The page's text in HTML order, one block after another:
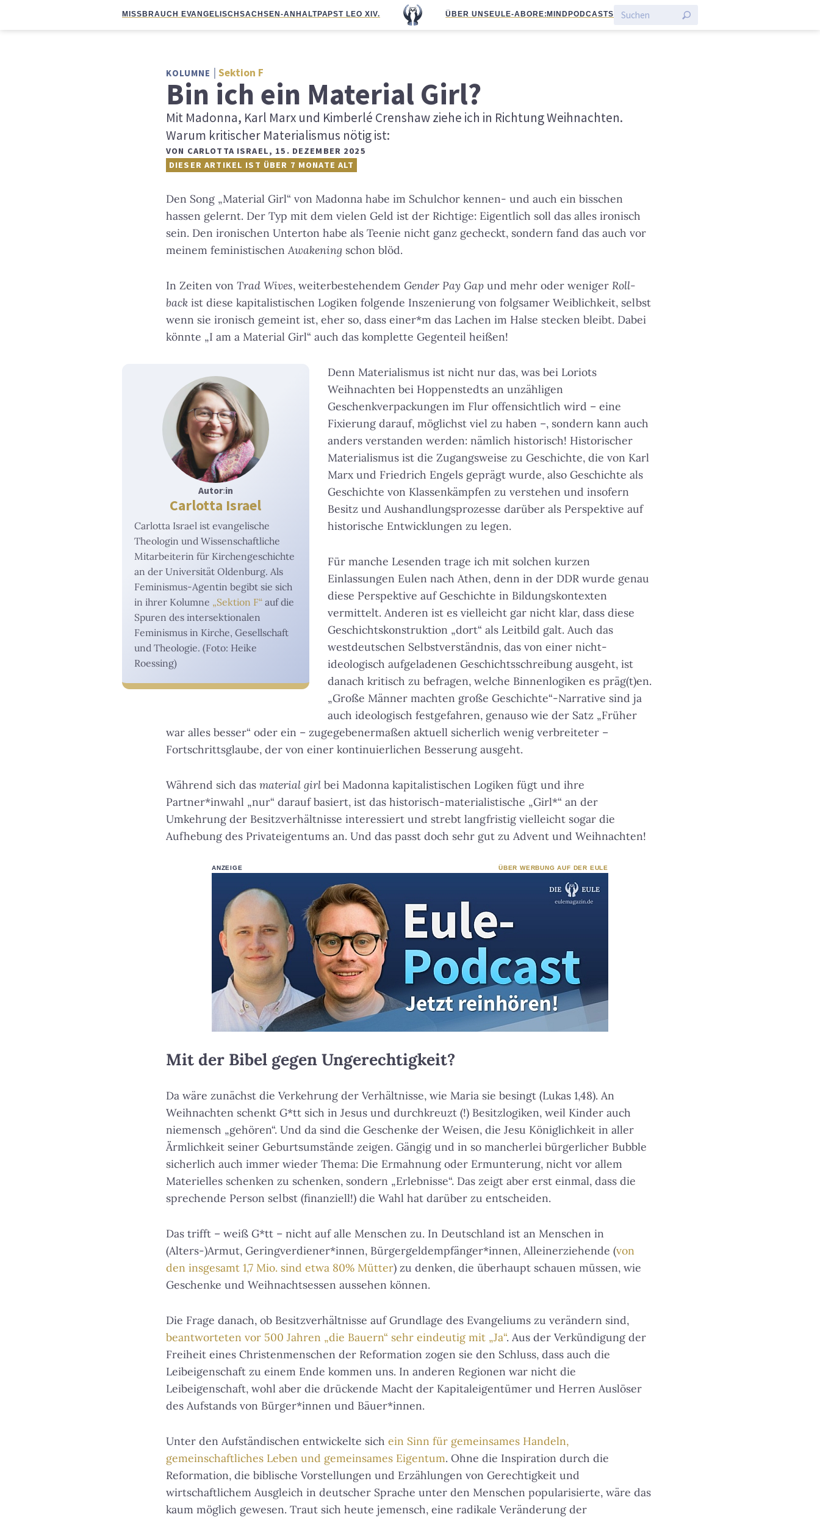
MISSBRAUCH EVANGELISCHSACHSEN-ANHALTPAPST LEO XIV. ÜBER UNS EULE-ABO RE:MIND PODCASTS
KOLUMNE Sektion F
Bin ich ein Material Girl?
Mit Madonna, Karl Marx und Kimberlé Crenshaw ziehe ich in Richtung Weihnachten.
Warum kritischer Materialismus nötig ist:
VON CARLOTTA ISRAEL, 15. DEZEMBER 2025
DIESER ARTIKEL IST ÜBER 7 MONATE ALT
Den Song „Material Girl“ von Madonna habe im Schulchor kennen- und auch ein bisschen
hassen gelernt. Der Typ mit dem vielen Geld ist der Richtige: Eigentlich soll das alles ironisch
sein. Den ironischen Unterton habe als Teenie nicht ganz gecheckt, sondern fand das auch vor
meinem feministischenAwakening schon blöd.
In Zeiten von Trad Wives, weiterbestehendem Gender Pay Gap und mehr oder weniger Roll-
back ist diese kapitalistischen Logiken folgende Inszenierung von folgsamer Weiblichkeit, selbst
wenn sie ironisch gemeint ist, eher so, dass einer*m das Lachen im Halse stecken bleibt. Dabei
könnte „I am a Material Girl“ auch das komplette Gegenteil heißen!
Autor:in
Carlotta Israel
Carlotta Israel ist evangelische
Theologin und Wissenschaftliche
Mitarbeiterin für Kirchengeschichte
an der Universität Oldenburg. Als
Feminismus-Agentin begibt sie sich
in ihrer Kolumne „Sektion F“ auf die
Spuren des intersektionalen
Feminismus in Kirche, Gesellschaft
und Theologie. (Foto: Heike
Roessing)
Denn Materialismus ist nicht nur das, was bei Loriots
Weihnachten bei Hoppenstedts an unzähligen
Geschenkverpackungen im Flur offensichtlich wird – eine
Fixierung darauf, möglichst viel zu haben –, sondern kann auch
anders verstanden werden: nämlich historisch! Historischer
Materialismus ist die Zugangsweise zu Geschichte, die von Karl
Marx und Friedrich Engels geprägt wurde, also Geschichte als
Geschichte von Klassenkämpfen zu verstehen und insofern
Besitz und Aushandlungsprozesse darüber als Perspektive auf
historische Entwicklungen zu legen.
Für manche Lesenden trage ich mit solchen kurzen
Einlassungen Eulen nach Athen, denn in der DDR wurde genau
diese Perspektive auf Geschichte in Bildungskontexten
vermittelt. Anderen ist es vielleicht gar nicht klar, dass diese
Geschichtskonstruktion „dort“ als Leitbild galt. Auch das
westdeutschen Selbstverständnis, das von einer nicht-
ideologisch aufgeladenen Geschichtsschreibung ausgeht, ist
danach kritisch zu befragen, welche Binnenlogiken es präg(t)en.
„Große Männer machten große Geschichte“-Narrative sind ja
auch ideologisch festgefahren, genauso wie der Satz „Früher
war alles besser“ oder ein – zugegebenermaßen aktuell sicherlich wenig verbreiteter –
Fortschrittsglaube, der von einer kontinuierlichen Besserung ausgeht.
Während sich das material girl bei Madonna kapitalistischen Logiken fügt und ihre
Partner*inwahl „nur“ darauf basiert, ist das historisch-materialistische „Girl*“ an der
Umkehrung der Besitzverhältnisse interessiert und strebt langfristig vielleicht sogar die
Aufhebung des Privateigentums an. Und das passt doch sehr gut zu Advent und Weihnachten!
ANZEIGE ÜBER WERBUNG AUF DER EULE
Mit der Bibel gegen Ungerechtigkeit?
Da wäre zunächst die Verkehrung der Verhältnisse, wie Maria sie besingt (Lukas 1,48). An
Weihnachten schenkt G*tt sich in Jesus und durchkreuzt (!) Besitzlogiken, weil Kinder auch
niemensch „gehören“. Und da sind die Geschenke der Weisen, die Jesu Königlichkeit in aller
Ärmlichkeit seiner Geburtsumstände zeigen. Gängig und in so mancherlei bürgerlicher Bubble
sicherlich auch immer wieder Thema: Die Ermahnung oder Ermunterung, nicht vor allem
Materielles schenken zu schenken, sondern „Erlebnisse“. Das zeigt aber erst einmal, dass die
sprechende Person selbst (finanziell!) die Wahl hat darüber zu entscheiden.
Das trifft – weiß G*tt – nicht auf alle Menschen zu. In Deutschland ist an Menschen in
(Alters-)Armut, Geringverdiener*innen, Bürgergeldempfänger*innen, Alleinerziehende (von
den insgesamt 1,7 Mio. sind etwa 80% Mütter) zu denken, die überhaupt schauen müssen, wie
Geschenke und Weihnachtsessen aussehen können.
Die Frage danach, ob Besitzverhältnisse auf Grundlage des Evangeliums zu verändern sind,
beantworteten vor 500 Jahren „die Bauern“ sehr eindeutig mit „Ja“. Aus der Verkündigung der
Freiheit eines Christenmenschen der Reformation zogen sie den Schluss, dass auch die
Leibeigenschaft zu einem Ende kommen uns. In anderen Regionen war nicht die
Leibeigenschaft, wohl aber die drückende Macht der Kapitaleigentümer und Herren Auslöser
des Aufstands von Bürger*innen und Bäuer*innen.
Unter den Aufständischen entwickelte sich ein Sinn für gemeinsames Handeln,
gemeinschaftliches Leben und gemeinsames Eigentum. Ohne die Inspiration durch die
Reformation, die biblische Vorstellungen und Erzählungen von Gerechtigkeit und
wirtschaftlichem Ausgleich in deutscher Sprache unter den Menschen popularisierte, wäre das
kaum möglich gewesen. Traut sich heute jemensch, eine radikale Veränderung der